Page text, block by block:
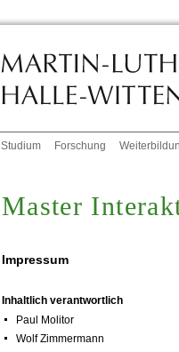
Studium Forschung
Master
Impressum
Inhaltlich verantwortlich
Paul Molitor
Wolf Zimmermann